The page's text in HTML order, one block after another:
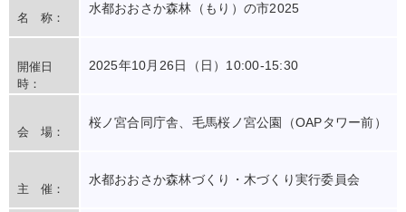
名 称：
水都おおさか森林（もり）の市2025
開催日
時：
2025年10月26日（日）10:00-15:30
会 場：
桜ノ宮合同庁舎、毛馬桜ノ宮公園（OAPタワー前）
主 催：
水都おおさか森林づくり・木づくり実行委員会